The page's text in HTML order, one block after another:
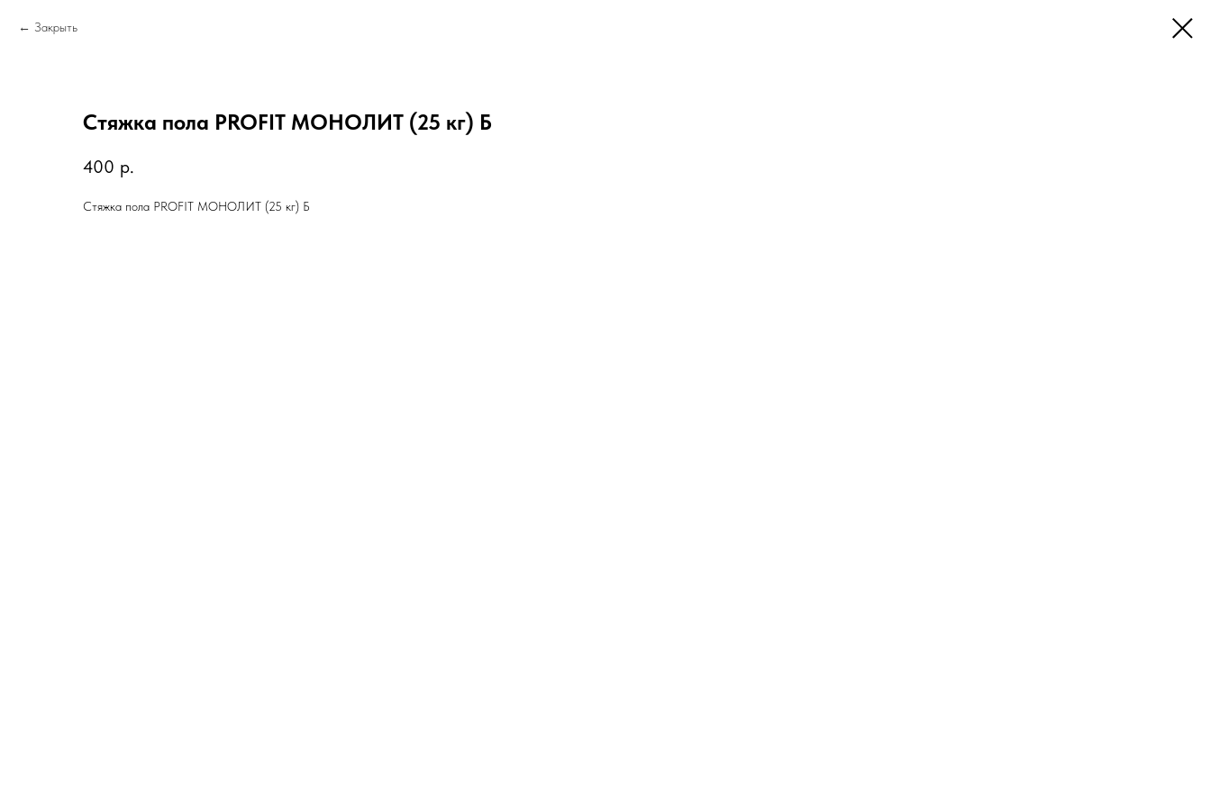
Закрыть
Стяжка пола PROFIT МОНОЛИТ (25 кг) Б
400 р.
Стяжка пола PROFIT МОНОЛИТ (25 кг) Б